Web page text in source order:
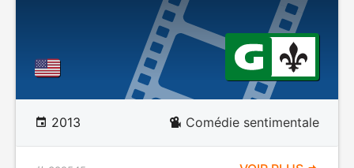
2013 Comédie sentimentale